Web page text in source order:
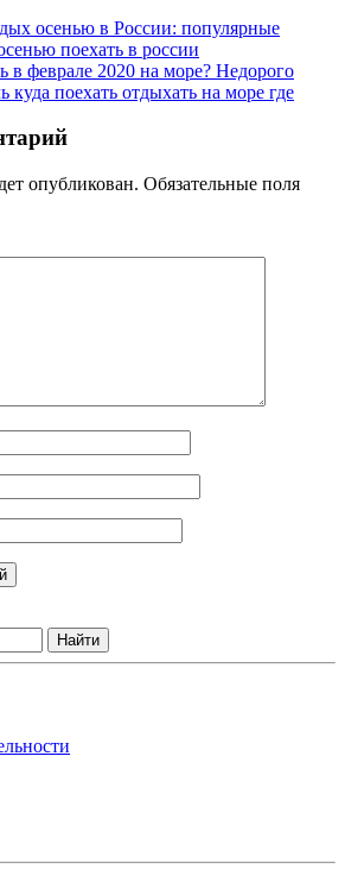
осенью в России: популярные
поехать в россии
в феврале 2020 на море? Недорого
поехать отдыхать на море где
опубликован. Обязательные поля
Найти